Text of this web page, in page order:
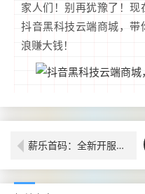
家人们！别再犹豫了！现
抖音黑科技云端商城，带
浪赚大钱！
薪乐首码：全新开服顶包，开启财富新通道，零门槛首码福利，开服放水中